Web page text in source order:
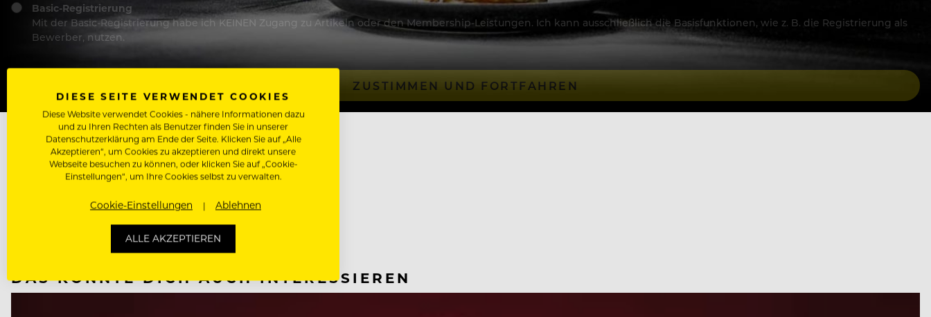
Basic-Registrierung
Mit der Basic-Registrierung habe ich KEINEN Zugang zu Artikeln oder den Membership-Leistungen. Ich kann ausschließlich die Basisfunktionen, wie z. B. die Registrierung als
Bewerber, nutzen.
ZUSTIMMEN UND FORTFAHREN
NÄCHSTER ARTIKEL
VORHERIGER ARTIKEL
DAS KÖNNTE DICH AUCH INTERESSIEREN
DIESE SEITE VERWENDET COOKIES
Diese Website verwendet Cookies - nähere Informationen dazu
und zu Ihren Rechten als Benutzer finden Sie in unserer
Datenschutzerklärung am Ende der Seite. Klicken Sie auf „Alle
Akzeptieren“, um Cookies zu akzeptieren und direkt unsere
Webseite besuchen zu können, oder klicken Sie auf „Cookie-
Einstellungen“, um Ihre Cookies selbst zu verwalten.
Cookie-Einstellungen Ablehnen
ALLE AKZEPTIEREN